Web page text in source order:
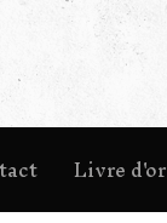
Livre d'or